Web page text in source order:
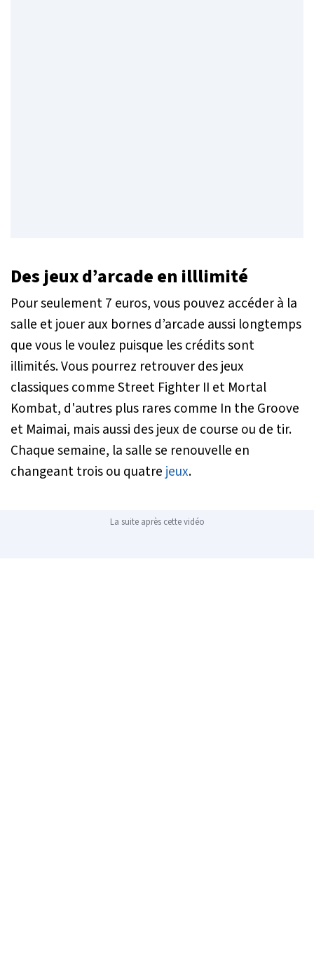
Des jeux d’arcade en illlimité
Pour seulement 7 euros, vous pouvez accéder à la
salle et jouer aux bornes d’arcade aussi longtemps
que vous le voulez puisque les crédits sont
illimités. Vous pourrez retrouver des jeux
classiques comme Street Fighter II et Mortal
Kombat, d'autres plus rares comme In the Groove
et Maimai, mais aussi des jeux de course ou de tir.
Chaque semaine, la salle se renouvelle en
changeant trois ou quatre jeux.
La suite après cette vidéo